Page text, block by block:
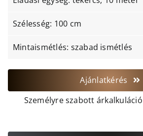
Szélesség: 100 cm
Mintaismétlés: szabad ismétlés
Ajánlatkérés
Személyre szabott